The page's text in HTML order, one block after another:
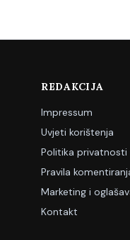
REDAKCIJA
Impressum
Uvjeti korištenja
Politika privatnosti
Pravila
Marketing i
Kontakt